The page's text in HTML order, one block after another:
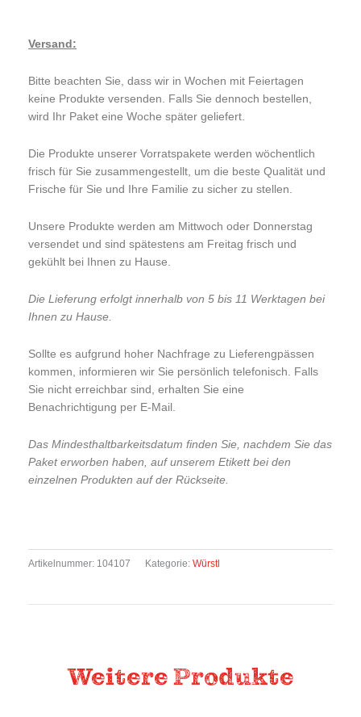
Versand:
Bitte beachten Sie, dass wir in Wochen mit Feiertagen
keine Produkte versenden. Falls Sie dennoch bestellen,
wird Ihr Paket eine Woche später geliefert.
Die Produkte unserer Vorratspakete werden wöchentlich
frisch für Sie zusammengestellt, um die beste Qualität und
Frische für Sie und Ihre Familie zu sicher zu stellen.
Unsere Produkte werden am Mittwoch oder Donnerstag
versendet und sind spätestens am Freitag frisch und
gekühlt bei Ihnen zu Hause.
Die Lieferung erfolgt innerhalb von 5 bis 11 Werktagen bei
Ihnen zu Hause.
Sollte es aufgrund hoher Nachfrage zu Lieferengpässen
kommen, informieren wir Sie persönlich telefonisch. Falls
Sie nicht erreichbar sind, erhalten Sie eine
Benachrichtigung per E-Mail.
Das Mindesthaltbarkeitsdatum finden Sie, nachdem Sie das
Paket erworben haben, auf unserem Etikett bei den
einzelnen Produkten auf der Rückseite.
Artikelnummer: 104107 Kategorie: Würstl
Weitere Produkte